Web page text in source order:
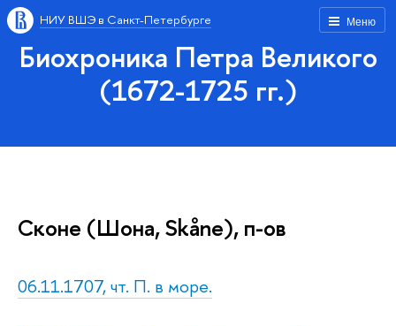
Меню
НИУ ВШЭ в Санкт-Петербурге
Биохроника Петра Великого
(1672-1725 гг.)
Сконе (Шона, Skåne), п-ов
06.11.1707, чт. П. в море.